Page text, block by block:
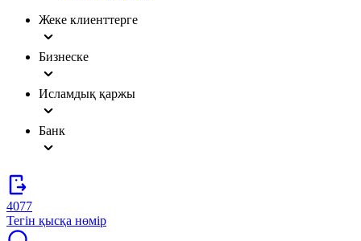
Жеке клиенттерге
Бизнеске
Исламдық қаржы
Банк
4077
Тегін қысқа нөмір